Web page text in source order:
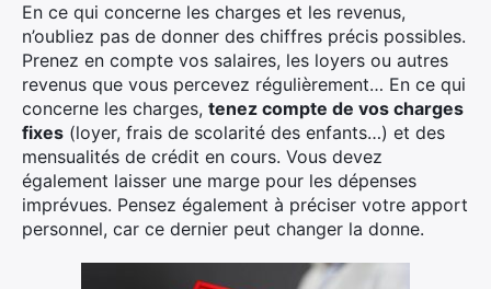
En ce qui concerne les charges et les revenus,
n’oubliez pas de donner des chiffres précis possibles.
Prenez en compte vos salaires, les loyers ou autres
revenus que vous percevez régulièrement… En ce qui
concerne les charges, tenez compte de vos charges
fixes (loyer, frais de scolarité des enfants…) et des
mensualités de crédit en cours. Vous devez
également laisser une marge pour les dépenses
imprévues. Pensez également à préciser votre apport
personnel, car ce dernier peut changer la donne.